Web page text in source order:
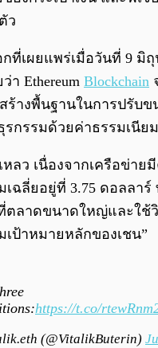
ว
ที่เผยแพร่เมื่อวันที่ 9 มิ
า Ethereum Blockchain
ร้างพื้นฐานในการปรับ
รกรรมด้วยค่าธรรมเนีย
หลว เนื่องจากเครือข่า
เฉลี่ยอยู่ที่ 3.75 ดอลลา
ตลาดขนาดใหญ่และใ
ป้าหมายหลักของเชน”
https://t.co/
(@VitalikButerin)